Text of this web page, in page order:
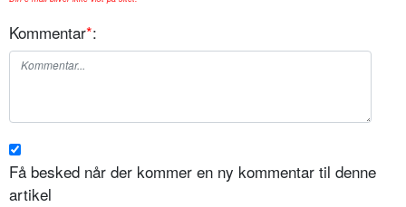
Kommentar*:
Få besked når der kommer en ny kommentar til denne
artikel